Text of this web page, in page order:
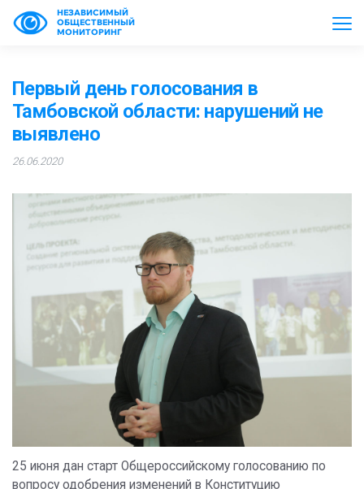
НЕЗАВИСИМЫЙ
ОБЩЕСТВЕННЫЙ
МОНИТОРИНГ
Первый день голосования в
Тамбовской области: нарушений не
выявлено
26.06.2020
25 июня дан старт Общероссийскому голосованию по
вопросу одобрения изменений в Конституцию